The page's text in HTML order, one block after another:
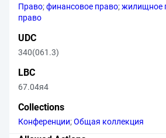
Право;финансовое право;жилищное
право
UDC
340(061.3)
LBC
67.04я4
Collections
Конференции;Общая коллекция